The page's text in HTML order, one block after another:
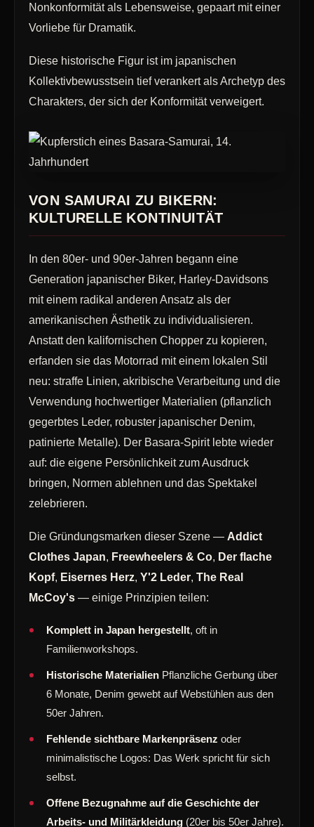
Nonkonformität als Lebensweise, gepaart mit einer
Vorliebe für Dramatik.
Diese historische Figur ist im japanischen
Kollektivbewusstsein tief verankert als Archetyp des
Charakters, der sich der Konformität verweigert.
VON SAMURAI ZU BIKERN:
KULTURELLE KONTINUITÄT
In den 80er- und 90er-Jahren begann eine
Generation japanischer Biker, Harley-Davidsons
mit einem radikal anderen Ansatz als der
amerikanischen Ästhetik zu individualisieren.
Anstatt den kalifornischen Chopper zu kopieren,
erfanden sie das Motorrad mit einem lokalen Stil
neu: straffe Linien, akribische Verarbeitung und die
Verwendung hochwertiger Materialien (pflanzlich
gegerbtes Leder, robuster japanischer Denim,
patinierte Metalle). Der Basara-Spirit lebte wieder
auf: die eigene Persönlichkeit zum Ausdruck
bringen, Normen ablehnen und das Spektakel
zelebrieren.
Die Gründungsmarken dieser Szene — Addict
Clothes Japan, Freewheelers & Co, Der flache
Kopf, Eisernes Herz, Y'2 Leder, The Real
McCoy's — einige Prinzipien teilen:
Komplett in Japan hergestellt, oft in
Familienworkshops.
Historische Materialien Pflanzliche Gerbung über
6 Monate, Denim gewebt auf Webstühlen aus den
50er Jahren.
Fehlende sichtbare Markenpräsenz oder
minimalistische Logos: Das Werk spricht für sich
selbst.
Offene Bezugnahme auf die Geschichte der
Arbeits- und Militärkleidung (20er bis 50er Jahre).